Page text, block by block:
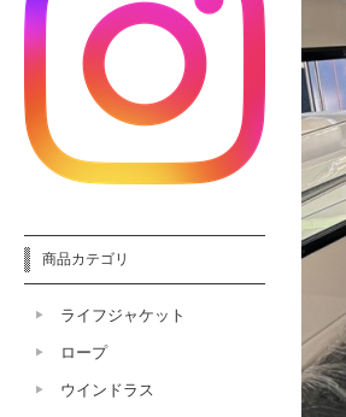
商品カテゴリ
ライフジャケット
ロープ
ウインドラス